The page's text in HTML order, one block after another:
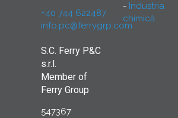
+40 744 622487
info.pc@ferrygrp.com
S.C. Ferry P&C
s.r.l.
Member of
Ferry Group
547367
Industria
chimică